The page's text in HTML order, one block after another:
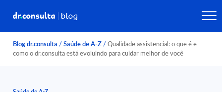
Blog dr.consulta / Saúde de A-Z / Qualidade assistencial: o que é e
como o dr.consulta está evoluindo para cuidar melhor de você